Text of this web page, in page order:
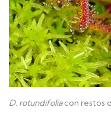
D. rotundifoliacon restos